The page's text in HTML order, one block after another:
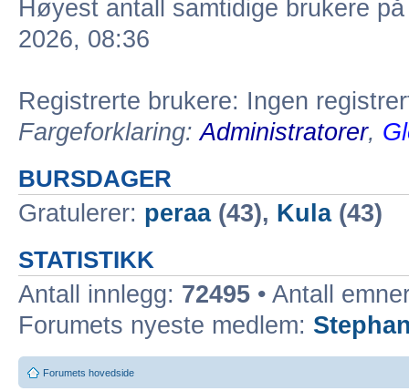
Høyest antall samtidige brukere
2026, 08:36
Registrerte brukere: Ingen
Fargeforklaring:Administratorer,
BURSDAGER
Gratulerer: peraa(43), Kula(43)
STATISTIKK
Antall innlegg: 72495 • Antall
Forumets nyeste medlem:
Forumets hovedside